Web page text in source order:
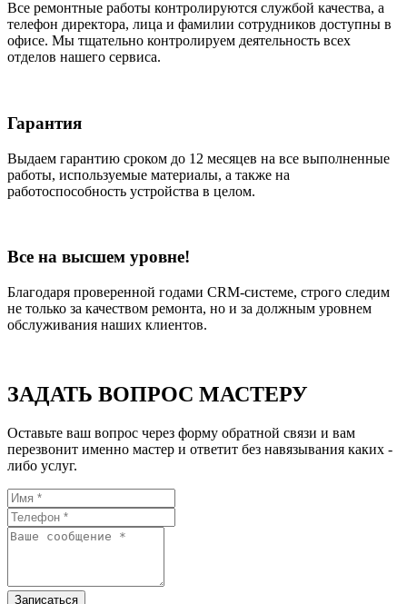
Все ремонтные работы контролируются службой качества, а
телефон директора, лица и фамилии сотрудников доступны в
офисе. Мы тщательно контролируем деятельность всех
отделов нашего сервиса.
Гарантия
Выдаем гарантию сроком до 12 месяцев на все выполненные
работы, используемые материалы, а также на
работоспособность устройства в целом.
Все на высшем уровне!
Благодаря проверенной годами CRM-системе, строго следим
не только за качеством ремонта, но и за должным уровнем
обслуживания наших клиентов.
ЗАДАТЬ ВОПРОС МАСТЕРУ
Оставьте ваш вопрос через форму обратной связи и вам
перезвонит именно мастер и ответит без навязывания каких -
либо услуг.